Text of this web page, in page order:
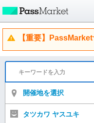
【重要】
開催地を選択
タツカワ ヤスユキ